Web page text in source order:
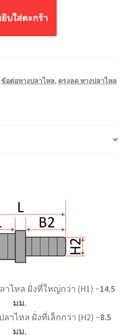
บใส่ตะกร้า
ข้อต่อหางปลาไหล, ตรงลด หางปลาไหล
ไหล ฝั่งที่ใหญ่กว่า (H1) ~14.5
มม.
าไหล ฝั่งที่เล็กกว่า (H2) ~8.5
มม.